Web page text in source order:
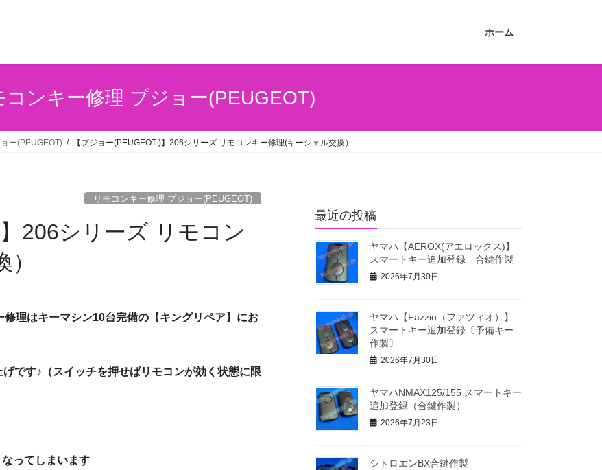
ホーム
コンキー修理 プジョー(PEUGEOT)
ー(PEUGEOT) 【プジョー(PEUGEOT )】206シリーズ リモコンキー修理(キーシェル交換）
リモコンキー修理 プジョー(PEUGEOT)
206シリーズ リモコン
理はキーマシン10台完備の【キングリペア】にお
です♪（スイッチを押せばリモコンが効く状態に限
ってしまいます
最近の投稿
ヤマハ【AEROX(アエロックス)】
スマートキー追加登録 合鍵作製
2026年7月30日
ヤマハ【Fazzio（ファツィオ）】
スマートキー追加登録〔予備キー
作製〕
2026年7月30日
ヤマハNMAX125/155 スマートキー
追加登録（合鍵作製）
2026年7月23日
シトロエンBX合鍵作製